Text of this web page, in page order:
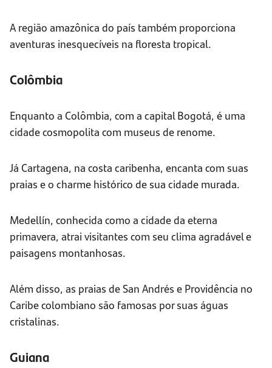
A região amazônica do país também proporciona
aventuras inesquecíveis na floresta tropical.
Colômbia
Enquanto a Colômbia, com a capital Bogotá, é uma
cidade cosmopolita com museus de renome.
Já Cartagena, na costa caribenha, encanta com suas
praias e o charme histórico de sua cidade murada.
Medellín, conhecida como a cidade da eterna
primavera, atrai visitantes com seu clima agradável e
paisagens montanhosas.
Além disso, as praias de San Andrés e Providência no
Caribe colombiano são famosas por suas águas
cristalinas.
Guiana